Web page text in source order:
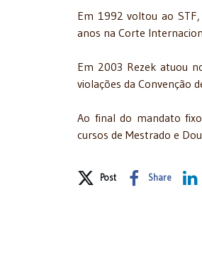
Em 1992 voltou ao
anos na Corte
Em 2003 Rezek atuou
violações da Convenção
Ao final do mandato
cursos de Mestrado e
Share on
Post Share